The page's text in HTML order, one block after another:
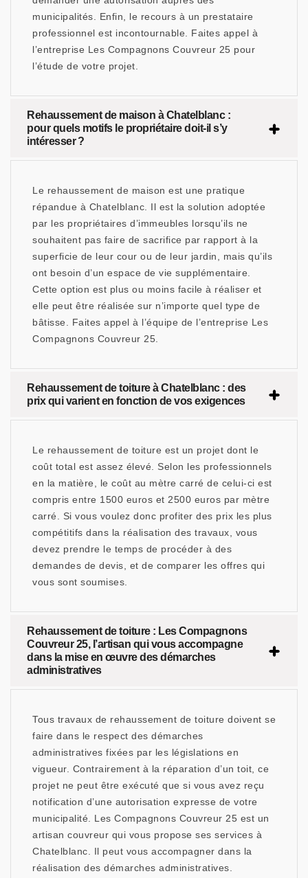
municipalités. Enfin, le recours à un prestataire
professionnel est incontournable. Faites appel à
l’entreprise Les Compagnons Couvreur 25 pour
l’étude de votre projet.
Rehaussement de maison à Chatelblanc :
pour quels motifs le propriétaire doit-il s’y
intéresser ?
Le rehaussement de maison est une pratique
répandue à Chatelblanc. Il est la solution adoptée
par les propriétaires d’immeubles lorsqu’ils ne
souhaitent pas faire de sacrifice par rapport à la
superficie de leur cour ou de leur jardin, mais qu’ils
ont besoin d’un espace de vie supplémentaire.
Cette option est plus ou moins facile à réaliser et
elle peut être réalisée sur n’importe quel type de
bâtisse. Faites appel à l’équipe de l’entreprise Les
Compagnons Couvreur 25.
Rehaussement de toiture à Chatelblanc : des
prix qui varient en fonction de vos exigences
Le rehaussement de toiture est un projet dont le
coût total est assez élevé. Selon les professionnels
en la matière, le coût au mètre carré de celui-ci est
compris entre 1500 euros et 2500 euros par mètre
carré. Si vous voulez donc profiter des prix les plus
compétitifs dans la réalisation des travaux, vous
devez prendre le temps de procéder à des
demandes de devis, et de comparer les offres qui
vous sont soumises.
Rehaussement de toiture : Les Compagnons
Couvreur 25, l’artisan qui vous accompagne
dans la mise en œuvre des démarches
administratives
Tous travaux de rehaussement de toiture doivent se
faire dans le respect des démarches
administratives fixées par les législations en
vigueur. Contrairement à la réparation d’un toit, ce
projet ne peut être exécuté que si vous avez reçu
notification d’une autorisation expresse de votre
municipalité. Les Compagnons Couvreur 25 est un
artisan couvreur qui vous propose ses services à
Chatelblanc. Il peut vous accompagner dans la
réalisation des démarches administratives.